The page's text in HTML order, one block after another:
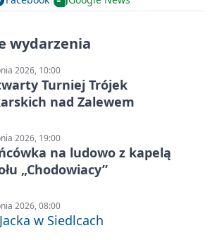
wydarzenia
2026, 10:00
Turniej Trójek
nad Zalewem
2026, 19:00
na ludowo z kapelą
„Chodowiacy”
2026, 08:00
w Siedlcach